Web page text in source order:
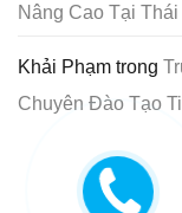
Nâng Cao Tại
Khải Phạm trong
Chuyên Đào Tạo